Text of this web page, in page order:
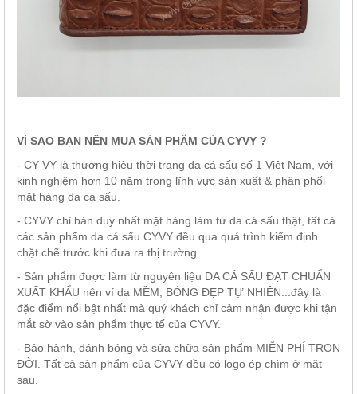
VÌ SAO BẠN NÊN MUA SẢN PHẨM CỦA CYVY ?
- CY VY là thương hiệu thời trang da cá sấu số 1 Việt Nam, với
kinh nghiệm hơn 10 năm trong lĩnh vực sản xuất & phân phối
mặt hàng da cá sấu.
- CYVY chỉ bán duy nhất mặt hàng làm từ da cá sấu thật, tất cả
các sản phẩm da cá sấu CYVY đều qua quá trình kiểm định
chặt chẽ trước khi đưa ra thị trường.
- Sản phẩm được làm từ nguyên liệu DA CÁ SẤU ĐẠT CHUẨN
XUẤT KHẨU nên ví da MỀM, BÓNG ĐẸP TỰ NHIÊN...đây là
đặc điểm nổi bật nhất mà quý khách chỉ cảm nhận được khi tận
mắt sờ vào sản phẩm thực tế của CYVY.
- Bảo hành, đánh bóng và sửa chữa sản phẩm MIỄN PHÍ TRỌN
ĐỜI. Tất cả sản phẩm của CYVY đều có logo ép chìm ở mặt
sau.